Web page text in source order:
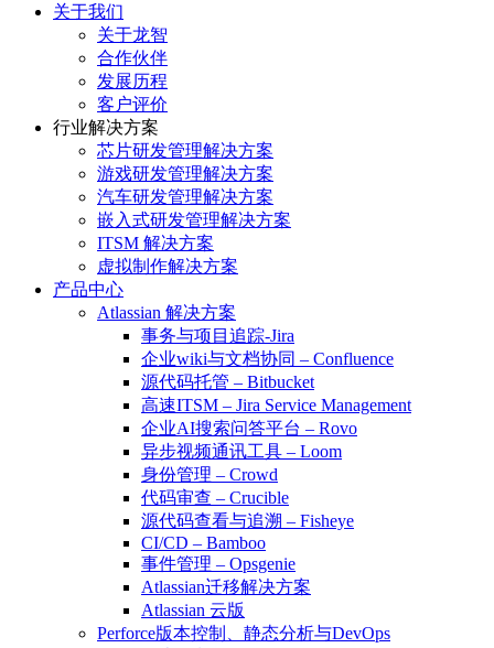
关于我们
关于龙智
合作伙伴
发展历程
客户评价
行业解决方案
芯片研发管理解决方案
游戏研发管理解决方案
汽车研发管理解决方案
嵌入式研发管理解决方案
ITSM 解决方案
虚拟制作解决方案
产品中心
Atlassian 解决方案
事务与项目追踪-Jira
企业wiki与文档协同 – Confluence
源代码托管 – Bitbucket
高速ITSM – Jira Service Management
企业AI搜索问答平台 – Rovo
异步视频通讯工具 – Loom
身份管理 – Crowd
代码审查 – Crucible
源代码查看与追溯 – Fisheye
CI/CD – Bamboo
事件管理 – Opsgenie
Atlassian迁移解决方案
Atlassian 云版
Perforce版本控制、静态分析与DevOps